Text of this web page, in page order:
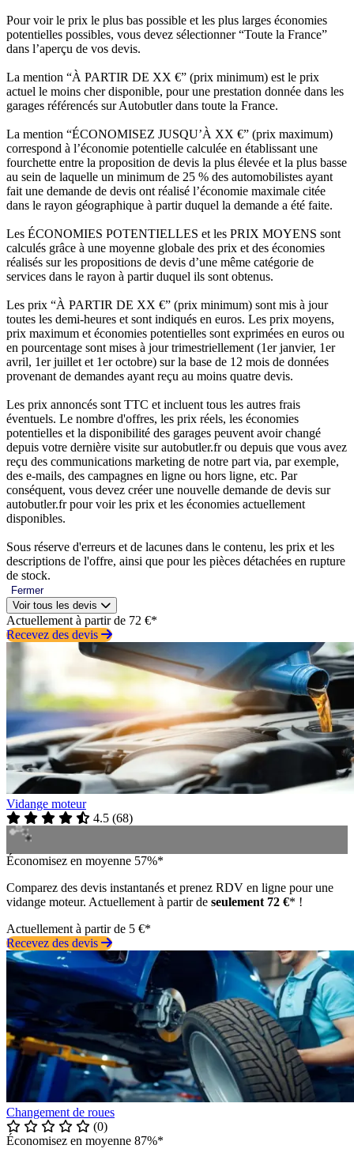
Pour voir le prix le plus bas possible et les plus larges économies
potentielles possibles, vous devez sélectionner “Toute la France”
dans l’aperçu de vos devis.
La mention “À PARTIR DE XX €” (prix minimum) est le prix
actuel le moins cher disponible, pour une prestation donnée dans les
garages référencés sur Autobutler dans toute la France.
La mention “ÉCONOMISEZ JUSQU’À XX €” (prix maximum)
correspond à l’économie potentielle calculée en établissant une
fourchette entre la proposition de devis la plus élevée et la plus basse
au sein de laquelle un minimum de 25 % des automobilistes ayant
fait une demande de devis ont réalisé l’économie maximale citée
dans le rayon géographique à partir duquel la demande a été faite.
Les ÉCONOMIES POTENTIELLES et les PRIX MOYENS sont
calculés grâce à une moyenne globale des prix et des économies
réalisés sur les propositions de devis d’une même catégorie de
services dans le rayon à partir duquel ils sont obtenus.
Les prix “À PARTIR DE XX €” (prix minimum) sont mis à jour
toutes les demi-heures et sont indiqués en euros. Les prix moyens,
prix maximum et économies potentielles sont exprimées en euros ou
en pourcentage sont mises à jour trimestriellement (1er janvier, 1er
avril, 1er juillet et 1er octobre) sur la base de 12 mois de données
provenant de demandes ayant reçu au moins quatre devis.
Les prix annoncés sont TTC et incluent tous les autres frais
éventuels. Le nombre d'offres, les prix réels, les économies
potentielles et la disponibilité des garages peuvent avoir changé
depuis votre dernière visite sur autobutler.fr ou depuis que vous avez
reçu des communications marketing de notre part via, par exemple,
des e-mails, des campagnes en ligne ou hors ligne, etc. Par
conséquent, vous devez créer une nouvelle demande de devis sur
autobutler.fr pour voir les prix et les économies actuellement
disponibles.
Sous réserve d'erreurs et de lacunes dans le contenu, les prix et les
descriptions de l'offre, ainsi que pour les pièces détachées en rupture
de stock.
Fermer
Voir tous les devis
Actuellement à partir de 72 €*
Recevez des devis
Vidange moteur
4.5 (68)
Économisez en moyenne 57%*
Comparez des devis instantanés et prenez RDV en ligne pour une
vidange moteur. Actuellement à partir de seulement 72 €* !
Actuellement à partir de 5 €*
Recevez des devis
Changement de roues
(0)
Économisez en moyenne 87%*